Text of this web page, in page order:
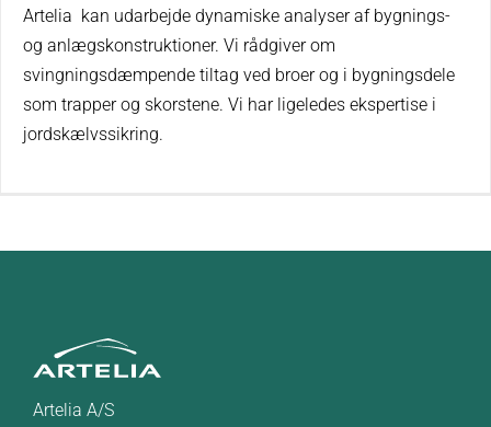
Artelia kan udarbejde dynamiske analyser af bygnings-
og anlægskonstruktioner. Vi rådgiver om
svingningsdæmpende tiltag ved broer og i bygningsdele
som trapper og skorstene. Vi har ligeledes ekspertise i
jordskælvssikring.
Artelia A/S